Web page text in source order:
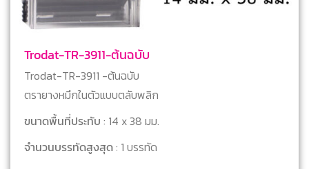
Trodat-TR-3911-ต้นฉบับ
Trodat-TR-3911 -ต้นฉบับ
ตรายางหมึกในตัวแบบตลับพลิก
ขนาดพื้นที่ประทับ : 14 x 38 มม.
จำนวนบรรทัดสูงสุด: 1 บรรทัด